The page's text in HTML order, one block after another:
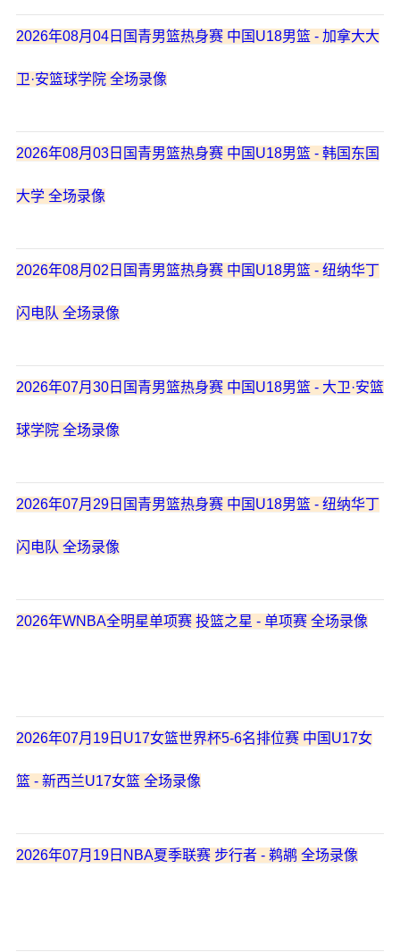
2026年08月04日国青男篮热身赛 中国U18男篮 - 加拿大大
卫·安篮球学院 全场录像
2026年08月03日国青男篮热身赛 中国U18男篮 - 韩国东国
大学 全场录像
2026年08月02日国青男篮热身赛 中国U18男篮 - 纽纳华丁
闪电队 全场录像
2026年07月30日国青男篮热身赛 中国U18男篮 - 大卫·安篮
球学院 全场录像
2026年07月29日国青男篮热身赛 中国U18男篮 - 纽纳华丁
闪电队 全场录像
2026年WNBA全明星单项赛 投篮之星 - 单项赛 全场录像
2026年07月19日U17女篮世界杯5-6名排位赛 中国U17女
篮 - 新西兰U17女篮 全场录像
2026年07月19日NBA夏季联赛 步行者 - 鹈鹕 全场录像